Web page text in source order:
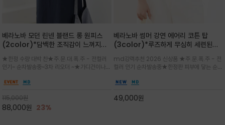
베라노바 모던 린넨 블랜드 롱 원피스
(2color)*담백한 조직감이 느껴지는
롱 원피스
★한정 수량 대박 찬★주.문.대.폭.주 - 전컬러
인기~ 순차발송중~3차 리오더 ~★가디건이나
도 손색이 없고,리조트룩까지 만능/답답하지 않
버하면서도 여리여리한 무
115,000원
88,000원 23%
베라노바 썸머 강연 에어리 코튼 탑
(3color)*루즈하게 무심히 세련된핏/
품은 시원함: 우수한 통기성
md강력추천 2026 신상품 ★주.문.폭.주 - 전
컬러 인기 순차발송중★한정판 피부에 닿는 순간
한 터치감~★여름에 오히려 이런티을 입으셔야
을 즐기실수 있습니다^^
49,000원